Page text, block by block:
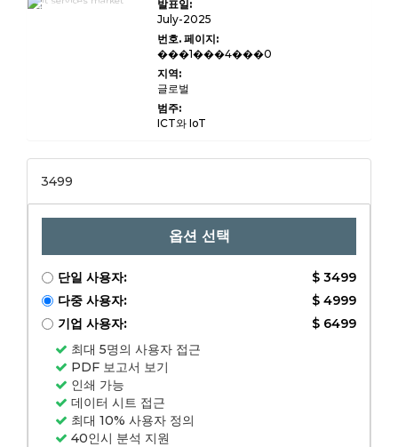
규모, 공유, 성장
발표일:
July-2025
번호. 페이지:
���1���4���0
지역:
글로벌
범주:
ICT와 IoT
3499
옵션 선택
단일 사용자:
$ 3499
다중 사용자:
$ 4999
기업 사용자:
$ 6499
최대 5명의 사용자 접근
PDF 보고서 보기
인쇄 가능
데이터 시트 접근
최대 10% 사용자 정의
40인시 분석 지원